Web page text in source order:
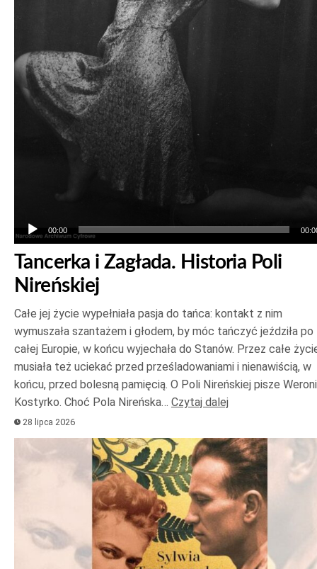
00:00
Tancerka i Zagłada. Historia Poli
Nireńskiej
Całe jej życie wypełniała pasja do tańca: kontakt z nim
wymuszała szantażem i głodem, by móc tańczyć jeździła po
całej Europie, w końcu wyjechała do Stanów. Przez całe
musiała też uciekać przed prześladowaniami i nienawiścią, w
końcu, przed bolesną pamięcią. O Poli Nireńskiej pisze
Kostyrko. Choć Pola Nireńska… Czytaj dalej
28 lipca 2026
plików